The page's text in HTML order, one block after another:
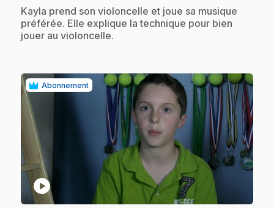
.Kayla prend son violoncelle et joue sa musique
préférée. Elle explique la technique pour bien
jouer au violoncelle.
Abonnement
play_circle